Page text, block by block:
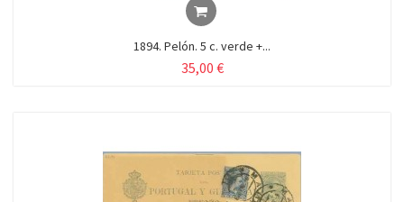
1894. Pelón. 5 c. verde +...
35,00 €